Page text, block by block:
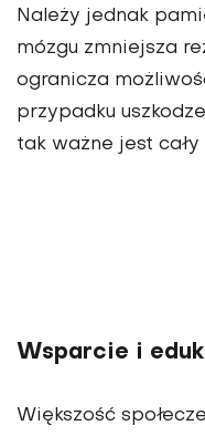
Należy jednak
mózgu zmniejsza
ogranicza
przypadku
tak ważne jest
Wsparcie i
Większość